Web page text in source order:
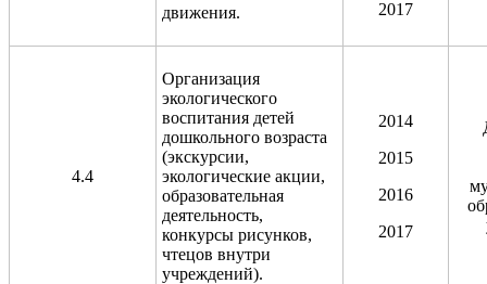
движения.
2017
4.4
Организация
экологического
воспитания детей
дошкольного возраста
(экскурсии,
экологические акции,
образовательная
деятельность,
конкурсы рисунков,
чтецов внутри
учреждений).
2014
2015
2016
2017